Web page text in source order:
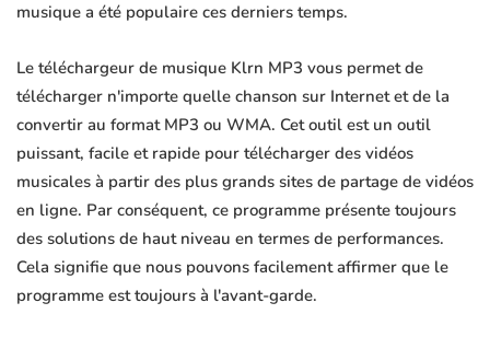
musique a été populaire ces derniers temps.
Le téléchargeur de musique Klrn MP3 vous permet de
télécharger n'importe quelle chanson sur Internet et de la
convertir au format MP3 ou WMA. Cet outil est un outil
puissant, facile et rapide pour télécharger des vidéos
musicales à partir des plus grands sites de partage de vidéos
en ligne. Par conséquent, ce programme présente toujours
des solutions de haut niveau en termes de performances.
Cela signifie que nous pouvons facilement affirmer que le
programme est toujours à l'avant-garde.